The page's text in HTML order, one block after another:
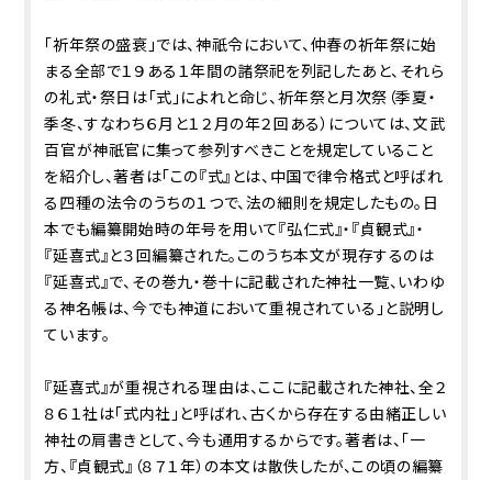
「祈年祭の盛衰」では、神祇令において、仲春の祈年祭に始
まる全部で１９ある１年間の諸祭祀を列記したあと、それら
の礼式・祭日は「式」によれと命じ、祈年祭と月次祭（季夏・
季冬、すなわち６月と１２月の年２回ある）については、文武
百官が神祇官に集って参列すべきことを規定していること
を紹介し、著者は「この『式』とは、中国で律令格式と呼ばれ
る四種の法令のうちの１つで、法の細則を規定したもの。日
本でも編纂開始時の年号を用いて『弘仁式』・『貞観式』・
『延喜式』と３回編纂された。このうち本文が現存するのは
『延喜式』で、その巻九・巻十に記載された神社一覧、いわゆ
る神名帳は、今でも神道において重視されている」と説明し
ています。
『延喜式』が重視される理由は、ここに記載された神社、全２
８６１社は「式内社」と呼ばれ、古くから存在する由緒正しい
神社の肩書きとして、今も通用するからです。著者は、「一
方、『貞観式』（８７１年）の本文は散佚したが、この頃の編纂